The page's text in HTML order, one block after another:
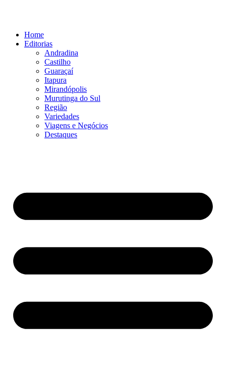
conteúdoHome
Editorias
Andradina
Castilho
Guaraçaí
Itapura
Mirandópolis
Murutinga do Sul
Região
Variedades
Viagens e Negócios
Destaques